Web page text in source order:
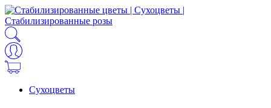
Сухоцветы